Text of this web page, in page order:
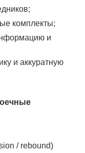
комплекты;
и
и аккуратную
/ rebound)